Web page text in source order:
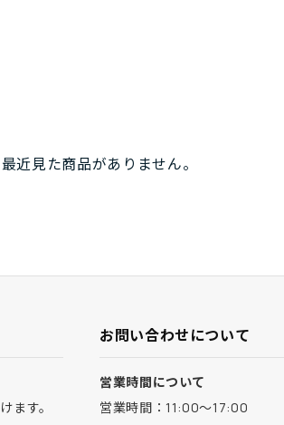
最近見た商品がありません。
ます。
お問い合わせについて
営業時間について
営業時間：11:00～17:00